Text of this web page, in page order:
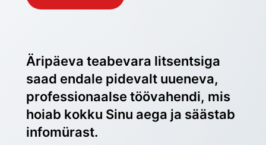
Äripäeva teabevara litsentsiga
saad endale pidevalt uueneva,
professionaalse töövahendi, mis
hoiab kokku Sinu aega ja säästab
infomürast.